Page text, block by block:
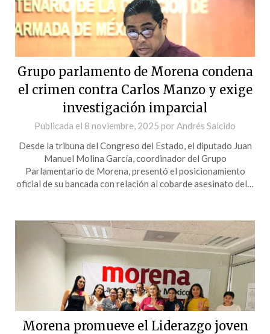
Grupo parlamento de Morena condena
el crimen contra Carlos Manzo y exige
investigación imparcial
Publicada el 8 noviembre, 2025 por Andrés Salcido
Desde la tribuna del Congreso del Estado, el diputado Juan
Manuel Molina García, coordinador del Grupo
Parlamentario de Morena, presentó el posicionamiento
oficial de su bancada con relación al cobarde asesinato del…
Morena promueve el Liderazgo joven